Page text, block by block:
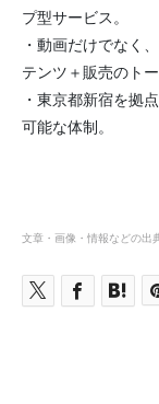
プ型サービス。
・動画だけでなく
テンツ＋販売のトー
・東京都新宿を拠
可能な体制。
文章・画像・情報などの出